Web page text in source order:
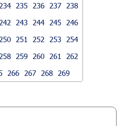
234 235 236 237
238
242 243 244 245
246
250 251 252 253
254
258 259 260 261
262
266 267 268 269